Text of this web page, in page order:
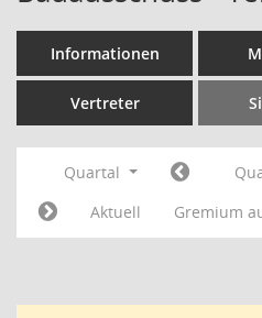
Informationen
Vertreter
Quartal
Aktuell
Gremium